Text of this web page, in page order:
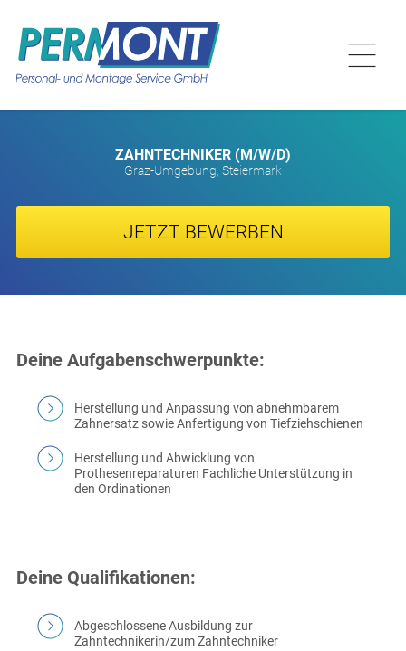
ZAHNTECHNIKER (M/W/D)
Graz-Umgebung, Steiermark
JETZT BEWERBEN
Deine Aufgabenschwerpunkte:
Herstellung und Anpassung von abnehmbarem
Zahnersatz sowie Anfertigung von Tiefziehschienen
Herstellung und Abwicklung von
Prothesenreparaturen Fachliche Unterstützung in
den Ordinationen
Deine Qualifikationen:
Abgeschlossene Ausbildung zur
Zahntechnikerin/zum Zahntechniker